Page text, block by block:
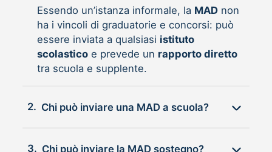
Essendo un’istanza informale, la MADnon
ha i vincoli di graduatorie e concorsi: può
essere inviata a qualsiasi istituto
scolasticoe prevede un rapporto diretto
tra scuola e supplente.
2. Chi può inviare una MAD a scuola?
3. Chi può inviare la MAD sostegno?